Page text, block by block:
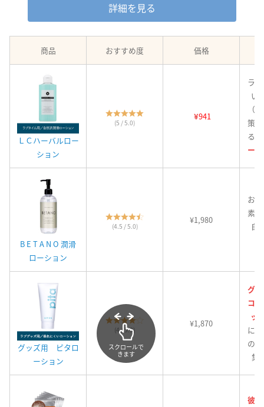
詳細を見る
商品 おすすめ度 価格
ＬＣハーバルロー
ション
(5 / 5.0)
¥941
ラ
い
（
策
る。
ージ
B E T A N O 潤滑
ローション
(4.5 / 5.0)
¥1,980
お
素
自
グッズ用 ピタロ
ーション
(4 / 5.0)
¥1,870
グ
コ
ッ
に
の
集
彼
スクロールで
きます